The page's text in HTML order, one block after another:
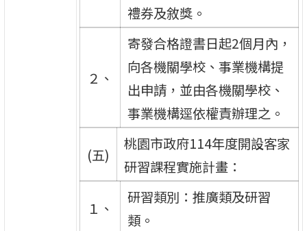
禮券及敘獎。
２、
寄發合格證書日起2個月內，
向各機關學校、事業機構提
出申請，並由各機關學校、
事業機構逕依權責辦理之。
(五)
桃園市政府114年度開設客家
研習課程實施計畫：
１、
研習類別：推廣類及研習
類。